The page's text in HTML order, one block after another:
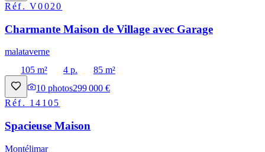
Réf.V0020
Charmante Maison de Village avec Garage
malataverne
105 m²
4 p.
85 m²
10 photos299 000 €
Réf. 14105
Spacieuse Maison
Montélimar